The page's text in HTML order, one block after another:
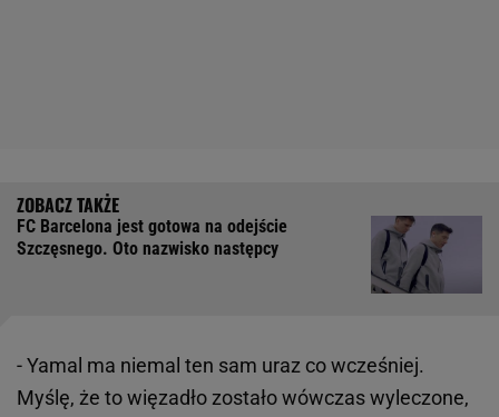
FC Barcelona jest gotowa na odejście
Szczęsnego. Oto nazwisko następcy
- Yamal ma niemal ten sam uraz co wcześniej.
Myślę, że to więzadło zostało wówczas wyleczone,